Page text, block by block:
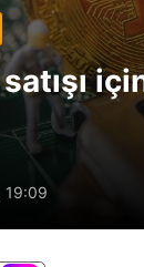
19:09
Analistlere
çöküşü